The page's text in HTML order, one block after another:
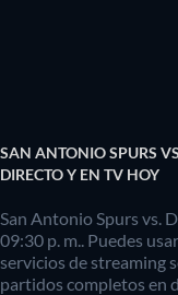
SAN ANTONIO SPURS
DIRECTO Y EN TV HOY
San Antonio Spurs vs.
09:30 p. m.. Puedes
servicios de streaming
partidos completos en